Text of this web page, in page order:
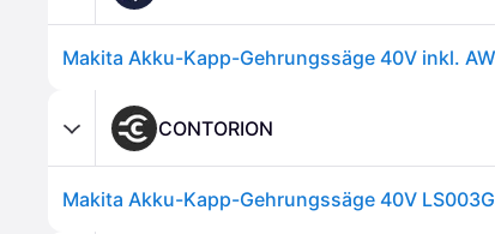
CONTORION
Makita Akku-Kapp-Gehrungssäge 40V